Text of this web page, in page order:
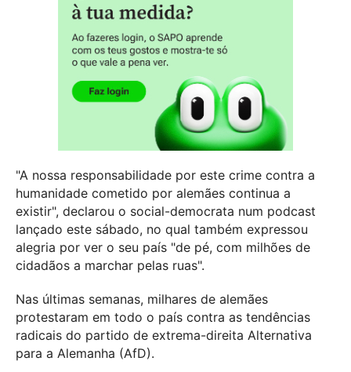
"A nossa responsabilidade por este crime contra a
humanidade cometido por alemães continua a
existir", declarou o social-democrata num podcast
lançado este sábado, no qual também expressou
alegria por ver o seu país "de pé, com milhões de
cidadãos a marchar pelas ruas".
Nas últimas semanas, milhares de alemães
protestaram em todo o país contra as tendências
radicais do partido de extrema-direita Alternativa
para a Alemanha (AfD).